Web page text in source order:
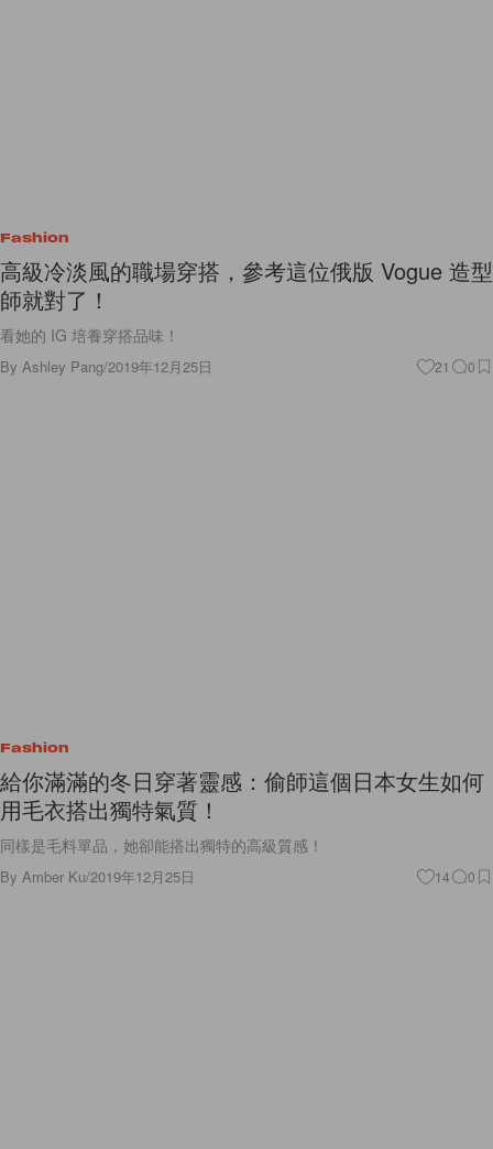
Fashion
高級冷淡風的職場穿搭，參考這位俄版 Vogue 造型
師就對了！
看她的 IG 培養穿搭品味！
By Ashley Pang/2019年12月25日 21 0
Fashion
給你滿滿的冬日穿著靈感：偷師這個日本女生如何
用毛衣搭出獨特氣質！
同樣是毛料單品，她卻能搭出獨特的高級質感！
By Amber Ku/2019年12月25日 14 0